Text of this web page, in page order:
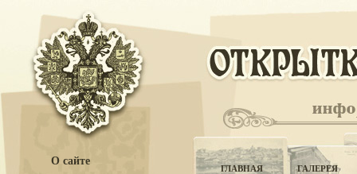
О сайте
ГЛАВНАЯ ГАЛЕРЕЯ